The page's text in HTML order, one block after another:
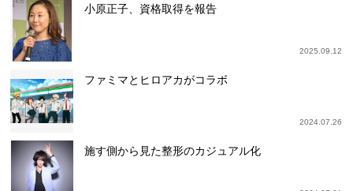
小原正子、資格取得を報告
2025.09.12
ファミマとヒロアカがコラボ
2024.07.26
施す側から見た整形のカジュアル化